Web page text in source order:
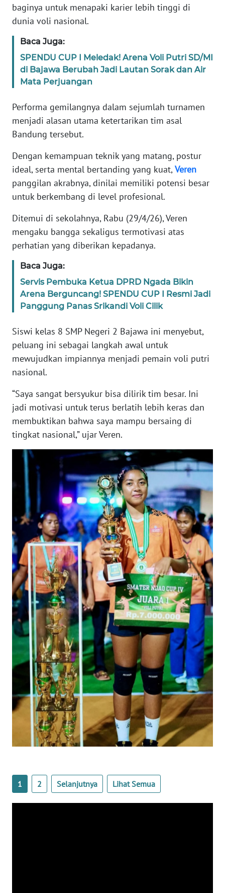
baginya untuk menapaki karier lebih tinggi di
dunia voli nasional.
Baca Juga:
SPENDU CUP I Meledak! Arena Voli Putri SD/MI
di Bajawa Berubah Jadi Lautan Sorak dan Air
Mata Perjuangan
Performa gemilangnya dalam sejumlah turnamen
menjadi alasan utama ketertarikan tim asal
Bandung tersebut.
Dengan kemampuan teknik yang matang, postur
ideal, serta mental bertanding yang kuat,Veren
panggilan akrabnya, dinilai memiliki potensi besar
untuk berkembang di level profesional.
Ditemui di sekolahnya, Rabu (29/4/26), Veren
mengaku bangga sekaligus termotivasi atas
perhatian yang diberikan kepadanya.
Baca Juga:
Servis Pembuka Ketua DPRD Ngada Bikin
Arena Berguncang! SPENDU CUP I Resmi Jadi
Panggung Panas Srikandi Voli Cilik
Siswi kelas 8 SMP Negeri 2 Bajawa ini menyebut,
peluang ini sebagai langkah awal untuk
mewujudkan impiannya menjadi pemain voli putri
nasional.
“Saya sangat bersyukur bisa dilirik tim besar. Ini
jadi motivasi untuk terus berlatih lebih keras dan
membuktikan bahwa saya mampu bersaing di
tingkat nasional,” ujar Veren.
1 2 Selanjutnya Lihat Semua
WN
JABAR
WN
BANTEN
WN
KEPRI
WN
PAPUA
WN
BARAT
WN
WN
SERAMBI
JAMBI
WN
SULTRA
WN
NTB
WN
SULBAR
WN
BABEL
WN
SUMBAR
WN
SUMSEL
WN
BENGKULU
WN
LAMPUNG
WN
JATENG
WN
NUSANTARA
JOGJA